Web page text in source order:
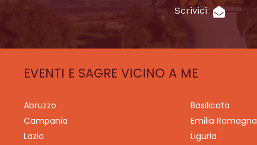
Scrivici
EVENTI E SAGRE VICINO A ME
Abruzzo Basilicata
Campania
Emilia Romagna
Lazio
Liguria